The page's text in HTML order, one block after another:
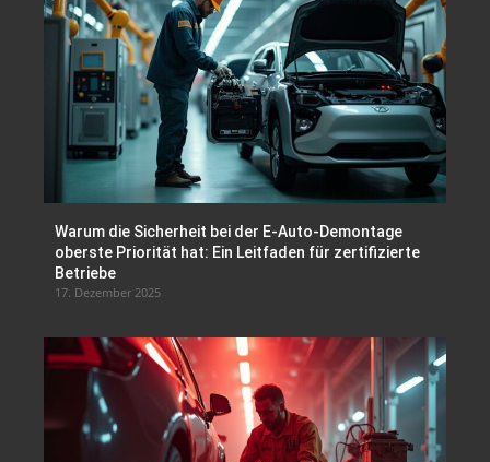
Warum die Sicherheit bei der E-Auto-Demontage
oberste Priorität hat: Ein Leitfaden für zertifizierte
Betriebe
17. Dezember 2025